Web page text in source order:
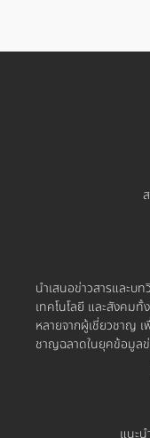
นำเสนอข่าวสารและบท
เทคโนโลยี และสังคม
หลายจากผู้เชี่ยวชาญ เ
ชาญฉลาดในยุคข้อมูลข่
แนะ